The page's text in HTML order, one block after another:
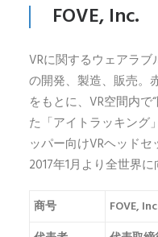
FOVE, Inc.
VRに関するウェアラ
の開発、製造、販売。
をもとに、VR空間内で
た「アイトラッキング
ッパー向けVRヘッドセ
2017年1月より全世界
商号
FOVE,